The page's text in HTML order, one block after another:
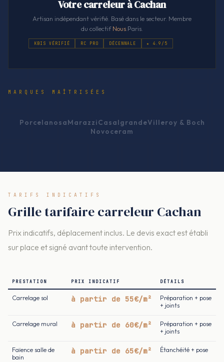
Votre carreleur à Cachan
Artisan indépendant vérifié. Basé dans le secteur. Membre
du collectifNous .Paris.
KBIS VÉRIFIÉ RC PRO DÉCENNALE ★ 4.9/5
MARQUES MAÎTRISÉES
PorcelanosaMarazziCasalgrandeVilleroy & Boch
Novoceram
TARIFS INDICATIFS
Grille tarifaire carreleur Cachan
Prix indicatifs, déplacement inclus. Le devis exact est établi
sur place et signé avant toute intervention.
PRESTATION PRIX INDICATIF DÉTAILS
Carrelage sol à partir de 55€/m²
Préparation + pose
+ joints
Carrelage mural à partir de 60€/m²
Préparation + pose
+ joints
Faïence salle de
bain
à partir de 65€/m² Étanchéité + pose